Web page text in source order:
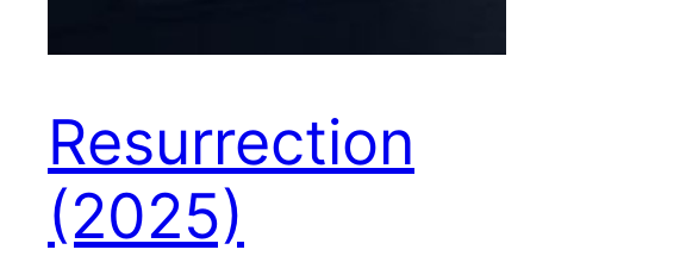
Resurrection
(2025)